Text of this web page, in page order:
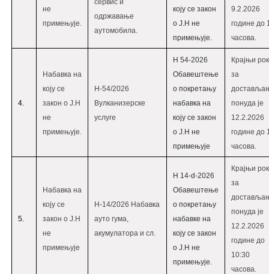
не
примењује.
сервис и
одржавање
аутомобила.
коју се закон
о Ј.Н не
примењује.
9.2.2026
године до
часова.
4.
Набавка на
коју се
закон о Ј.Н
не
примењује.
Н-54/2026
Вулканизерске
услуге
Н 54-2026
Oбавештење
о покретању
набавка на
коју се закон
о Ј.Н не
примењује
Крајњи рок
за
понуда је
12.2.2026
године до
часова.
5.
Набавка на
коју се
закон о Ј.Н
не
примењује
Н-14/2026 Набавка
ауто гума,
акумулатора и сл.
Н 14-d-2026
Oбавештење
о покретању
набавке на
коју се закон
о Ј.Н не
примењује.
Крајњи рок
за
понуда је
12.2.2026
године до
10:30
часова.